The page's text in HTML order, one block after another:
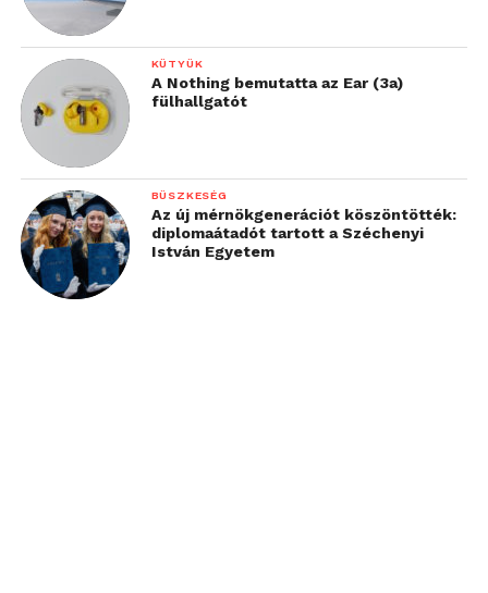
KÜTYÜK
A Nothing bemutatta az Ear (3a)
fülhallgatót
BÜSZKESÉG
Az új mérnökgenerációt köszöntötték:
diplomaátadót tartott a Széchenyi
István Egyetem